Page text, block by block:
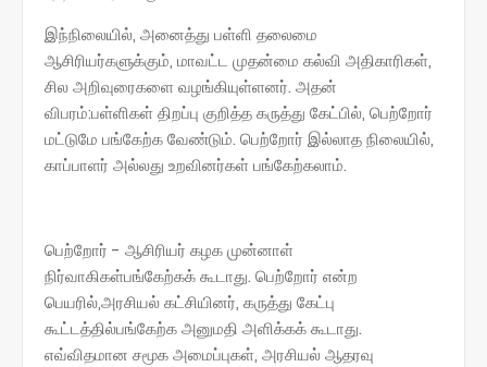
இந்நிலையில், அனைத்து பள்ளி தலைமை
ஆசிரியர்களுக்கும், மாவட்ட முதன்மை கல்வி அதிகாரிகள்,
சில அறிவுரைகளை வழங்கியுள்ளனர். அதன்
விபரம்:பள்ளிகள் திறப்பு குறித்த கருத்து கேட்பில், பெற்றோர்
மட்டுமே பங்கேற்க வேண்டும். பெற்றோர் இல்லாத நிலையில்,
காப்பாளர் அல்லது உறவினர்கள் பங்கேற்கலாம்.
பெற்றோர் - ஆசிரியர் கழக முன்னாள்
நிர்வாகிகள்பங்கேற்கக் கூடாது. பெற்றோர் என்ற
பெயரில்,அரசியல் கட்சியினர், கருத்து கேட்பு
கூட்டத்தில்பங்கேற்க அனுமதி அளிக்கக் கூடாது.
எவ்விதமான சமூக அமைப்புகள், அரசியல் ஆதரவு